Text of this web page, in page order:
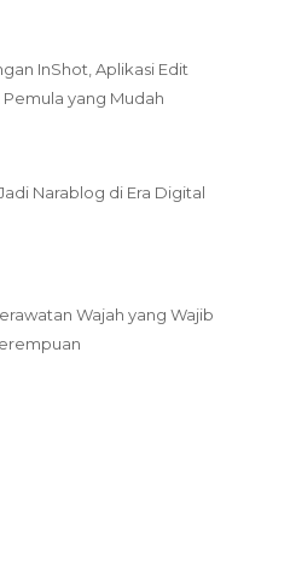
InShot, Aplikasi Edit
yang Mudah
Narablog di Era Digital
Wajah yang Wajib